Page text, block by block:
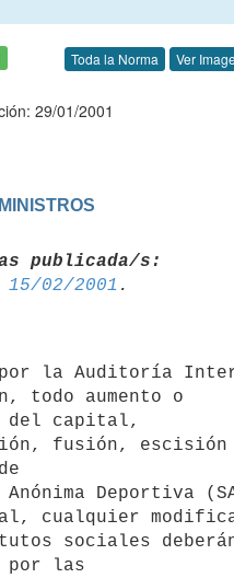
Toda la Norma Ver
29/01/2001
publicada/s:
15/02/2001
todo aumento o
del capital,
fusión, escisión
Deportiva
cualquier
sociales
por las